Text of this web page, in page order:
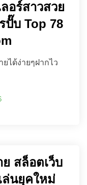
อร์สาวสวย
ปั๊บ Top 78
ได้ง่ายๆฝากไว
ย สล็อตเว็บ
ล่นยุคใหม่